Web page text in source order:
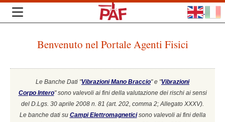
Benvenuto nel Portale Agenti Fisici
Le Banche Dati "Vibrazioni Mano Braccio" e "Vibrazioni
Corpo Intero"sono valevoli ai fini della valutazione dei rischi ai sensi
del D.Lgs. 30 aprile 2008 n. 81 (art. 202, comma 2; Allegato XXXV).
Le banche dati su Campi Elettromagneticisono valevoli ai fini della